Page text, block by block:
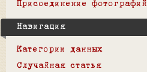
Присоединение фотографий
Навигация
Категории данных
Случайная статья